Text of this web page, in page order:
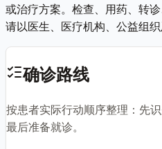
或治疗方案。检查、用药、转
请以医生、医疗机构、公益组
确诊路线
按患者实际行动顺序整理：先
最后准备就诊。